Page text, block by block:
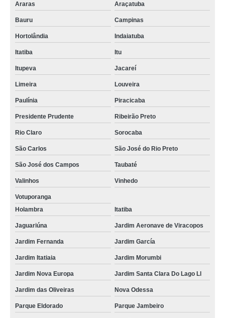
Araras Araçatuba
Bauru Campinas
Hortolândia Indaiatuba
Itatiba Itu
Itupeva Jacareí
Limeira Louveira
Paulínia Piracicaba
Presidente Prudente Ribeirão Preto
Rio Claro Sorocaba
São Carlos São José do Rio Preto
São José dos Campos Taubaté
Valinhos Vinhedo
Votuporanga
Holambra
Itatiba
Jaguariúna Jardim Aeronave de Viracopos
Jardim Fernanda Jardim García
Jardim Itatiaia Jardim Morumbi
Jardim Nova Europa Jardim Santa Clara Do Lago Ll
Jardim das Oliveiras Nova Odessa
Parque Eldorado Parque Jambeiro